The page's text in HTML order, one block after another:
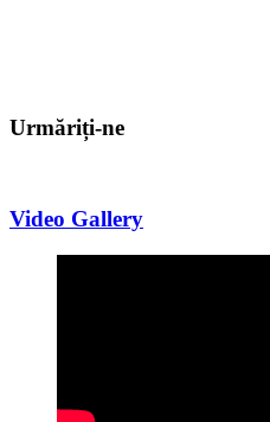
Urmăriți-ne
Video Gallery